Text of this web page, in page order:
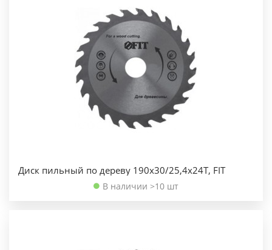
Диск пильный по дереву 190х30/25,4х24Т, FIT
В наличии >10 шт